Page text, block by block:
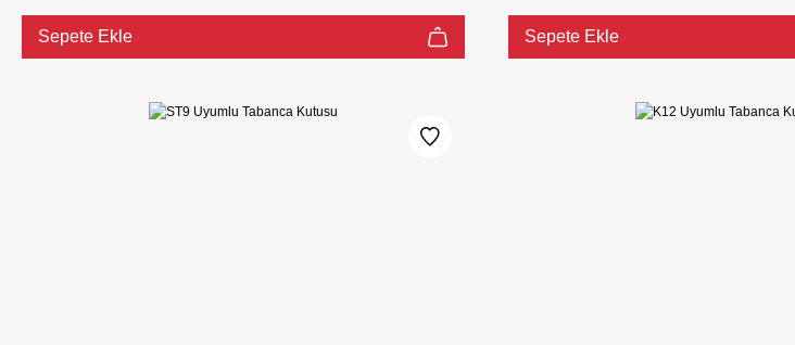
Sepete Ekle Sepete Ekle